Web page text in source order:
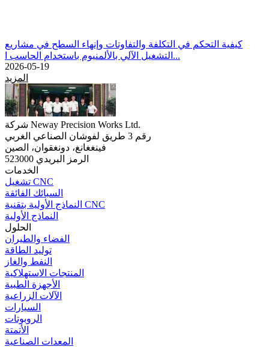
كيفية التحكم في التكلفة والتفاوتات وإنهاء السطح في مشاريع
التشغيل الآلي بالألمنيوم باستخدام الحاسب ا...
2026-05-19
المزيد
شركة Neway Precision Works Ltd.
رقم 3 طريق لفوشان الصناعي الغربي
فينغغانغ، دونغقوان، الصين
الرمز البريدي 523000
الخدمات
تشغيل CNC
السبائك الفائقة
النماذج الأولية بتقنية CNC
النماذج الأولية
الحلول
الفضاء والطيران
توليد الطاقة
النفط والغاز
المنتجات الاستهلاكية
الأجهزة الطبية
الآلات الزراعية
السيارات
الروبوتات
الأتمتة
المعدات الصناعية